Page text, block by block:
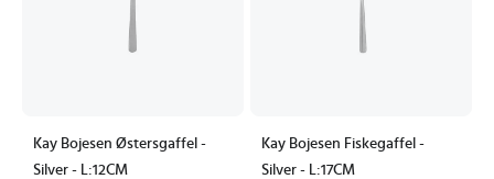
Kay Bojesen Østersgaffel -
Silver - L:12CM
Kay Bojesen Fiskegaffel -
Silver - L:17CM